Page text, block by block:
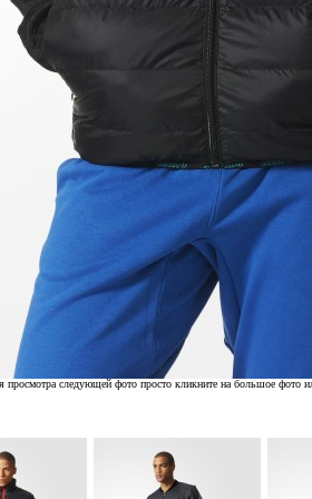
просмотра следующей фото просто кликните на большое фото